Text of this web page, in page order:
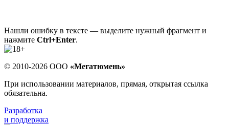
Нашли ошибку в тексте — выделите нужный фрагмент и
нажмите Ctrl+Enter.
© 2010-2026 ООО «Мегатюмень»
При использовании материалов, прямая, открытая ссылка
обязательна.
Разработка
и поддержка